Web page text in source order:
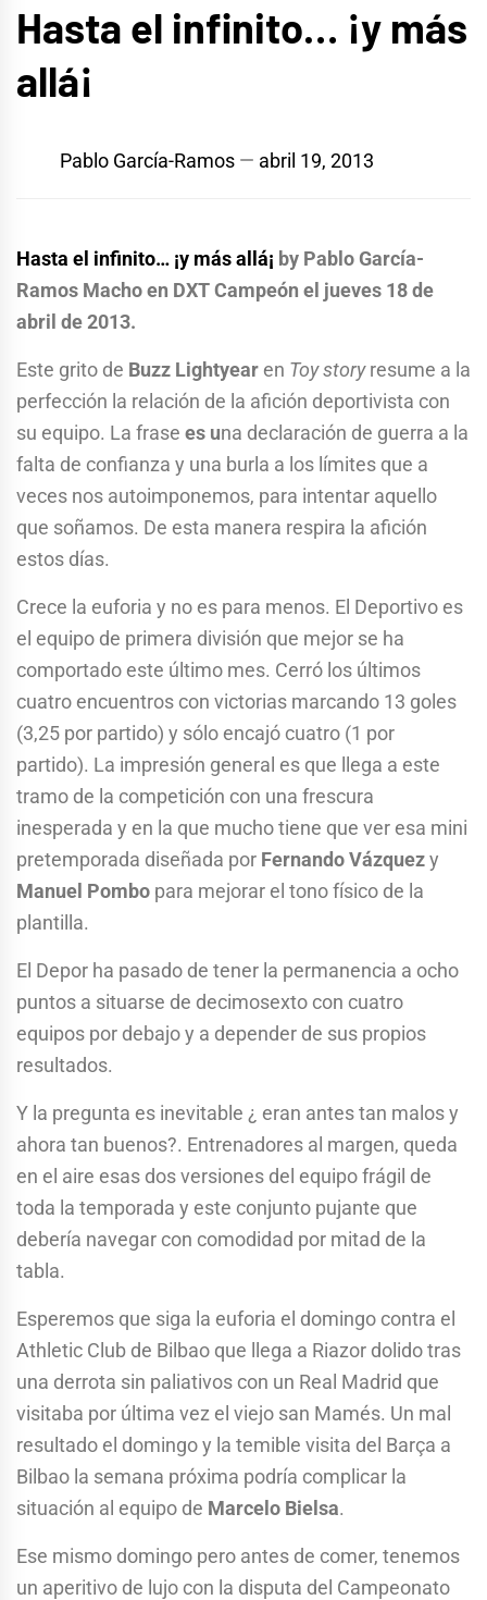
Hasta el infinito… ¡y más
allá¡
Pablo García-Ramos abril 19, 2013
Hasta el infinito… ¡y más allá¡ by Pablo García-
Ramos Macho en DXT Campeón el jueves 18 de
abril de 2013.
Este grito de Buzz Lightyear en Toy storyresume a la
perfección la relación de la afición deportivista con
su equipo. La frase es una declaración de guerra a la
falta de confianza y una burla a los límites que a
veces nos autoimponemos, para intentar aquello
que soñamos. De esta manera respira la afición
estos días.
Crece la euforia y no es para menos. El Deportivo es
el equipo de primera división que mejor se ha
comportado este último mes. Cerró los últimos
cuatro encuentros con victorias marcando 13 goles
(3,25 por partido) y sólo encajó cuatro (1 por
partido). La impresión general es que llega a este
tramo de la competición con una frescura
inesperada y en la que mucho tiene que ver esa mini
pretemporada diseñada por Fernando Vázquezy
Manuel Pombo para mejorar el tono físico de la
plantilla.
El Depor ha pasado de tener la permanencia a ocho
puntos a situarse de decimosexto con cuatro
equipos por debajo y a depender de sus propios
resultados.
Y la pregunta es inevitable ¿ eran antes tan malos y
ahora tan buenos?. Entrenadores al margen, queda
en el aire esas dos versiones del equipo frágil de
toda la temporada y este conjunto pujante que
debería navegar con comodidad por mitad de la
tabla.
Esperemos que siga la euforia el domingo contra el
Athletic Club de Bilbao que llega a Riazor dolido tras
una derrota sin paliativos con un Real Madrid que
visitaba por última vez el viejo san Mamés. Un mal
resultado el domingo y la temible visita del Barça a
Bilbao la semana próxima podría complicar la
situación al equipo de Marcelo Bielsa.
Ese mismo domingo pero antes de comer, tenemos
un aperitivo de lujo con la disputa del Campeonato